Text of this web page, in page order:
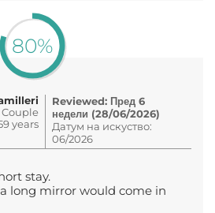
80%
Couple
years
Reviewed: Пред 6
недели (28/06/2026)
Датум на искуство:
06/2026
stay.
long mirror would come in